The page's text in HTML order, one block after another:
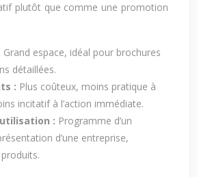
plutôt que comme une promotion
Grand espace, idéal pour brochures
détaillées.
: Plus coûteux, moins pratique à
incitatif à l’action immédiate.
: Programme d’un
d’une entreprise,